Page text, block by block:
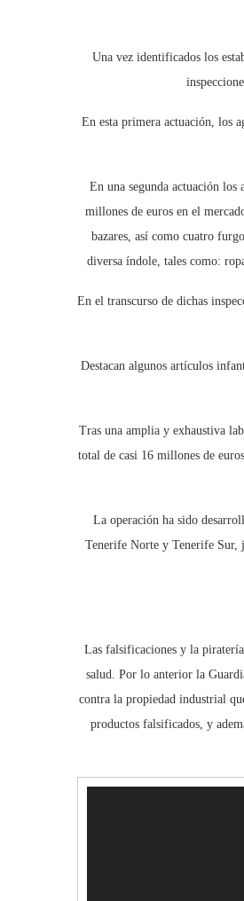
Una vez identificados los
En esta primera actuación, los
En una segunda actuación
millones de euros en el
bazares, así como cuatro
diversa índole, tales como:
En el transcurso de dichas
Destacan algunos artículos
Tras una amplia y exhaustiva
total de casi 16 millones de
La operación ha sido
Tenerife Norte y Tenerife Sur,
Las falsificaciones y la
salud. Por lo anterior la
contra la propiedad industrial
productos falsificados, y